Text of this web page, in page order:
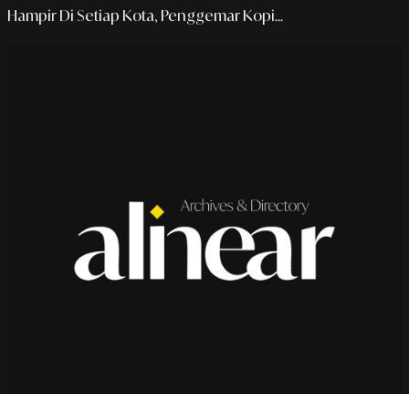
Hampir Di Setiap Kota, Penggemar Kopi...